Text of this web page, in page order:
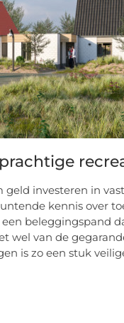
investeren in
kennis over
beleggingspand
wel van de
is zo een stuk